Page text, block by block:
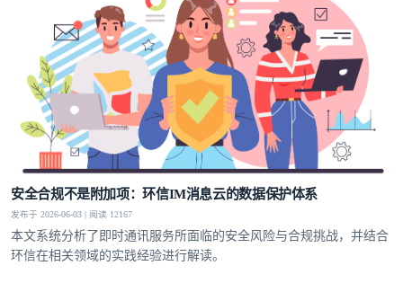
安全合规不是附加项：环信IM消息云的数据保护体系
发布于 2026-06-03 | 阅读 12167
本文系统分析了即时通讯服务所面临的安全风险与合规挑战，并结合
环信在相关领域的实践经验进行解读。